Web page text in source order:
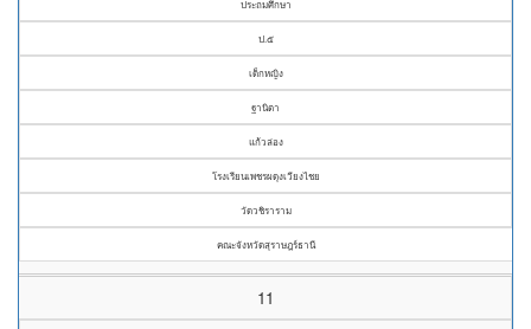
ประถมศึกษา
ป.๕
เด็กหญิง
ฐานิตา
แก้วล่อง
โรงเรียนเพชรผดุงเวียงไชย
วัดวชิราราม
คณะจังหวัดสุราษฎร์ธานี
11